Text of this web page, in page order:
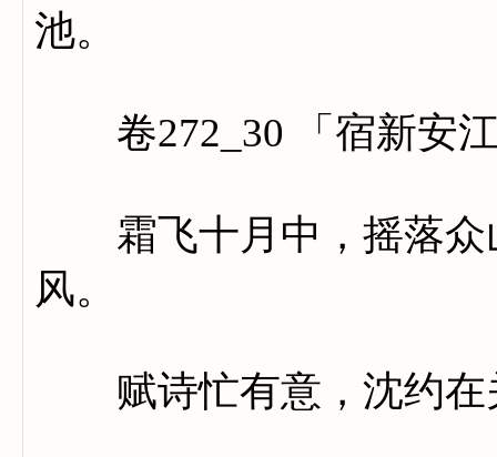
池。
卷272_30 「宿新安江
霜飞十月中，摇落众
风。
赋诗忙有意，沈约在